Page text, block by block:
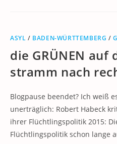
ASYL / BADEN-WÜRTTEMBERG /
die GRÜNEN auf
stramm nach
Blogpause beendet? Ich weiß
unerträglich: Robert Habeck
ihrer Flüchtlingspolitik 2015:
Flüchtlingspolitik schon lange